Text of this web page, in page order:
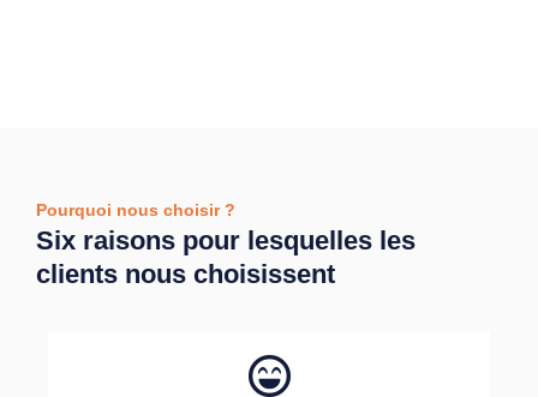
Pourquoi nous choisir ?
Six raisons pour lesquelles les
clients nous choisissent